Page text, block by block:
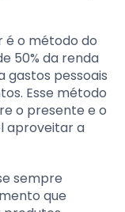
é o método do
50% da renda
gastos pessoais
Esse método
o presente e o
aproveitar a
sempre
que